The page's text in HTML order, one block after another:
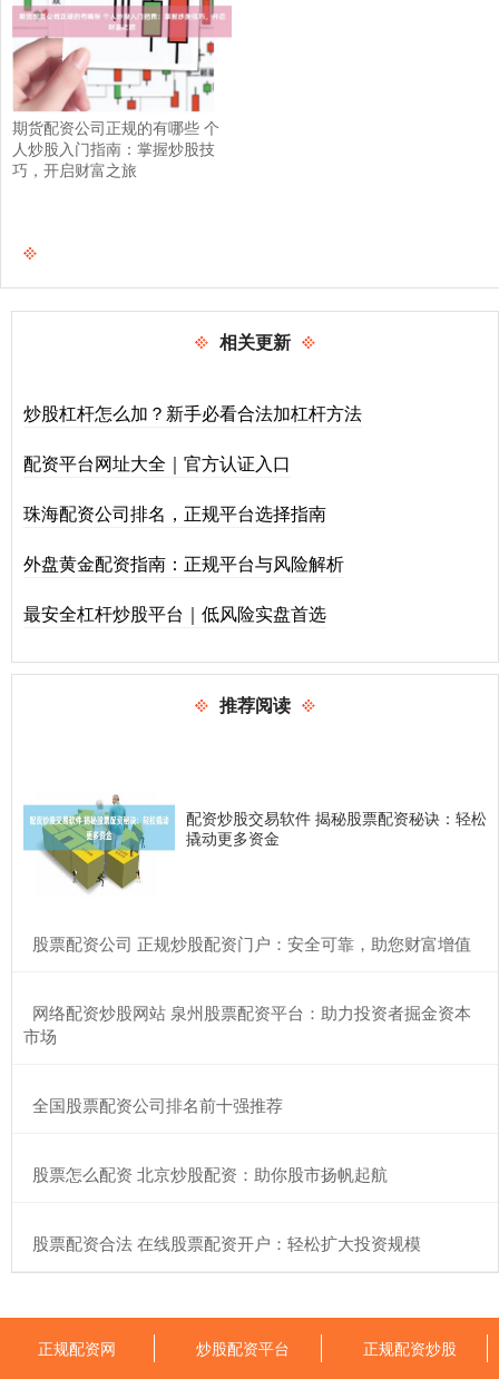
期货配资公司正规的有哪些 个
人炒股入门指南：掌握炒股技
巧，开启财富之旅
相关更新
炒股杠杆怎么加？新手必看合法加杠杆方法
配资平台网址大全｜官方认证入口
珠海配资公司排名，正规平台选择指南
外盘黄金配资指南：正规平台与风险解析
最安全杠杆炒股平台｜低风险实盘首选
推荐阅读
配资炒股交易软件 揭秘股票配资秘诀：轻松
撬动更多资金
​股票配资公司 正规炒股配资门户：安全可靠，助您财富增值
​网络配资炒股网站 泉州股票配资平台：助力投资者掘金资本
市场
​全国股票配资公司排名前十强推荐
​股票怎么配资 北京炒股配资：助你股市扬帆起航
​股票配资合法 在线股票配资开户：轻松扩大投资规模
正规配资网 炒股配资平台 正规配资炒股